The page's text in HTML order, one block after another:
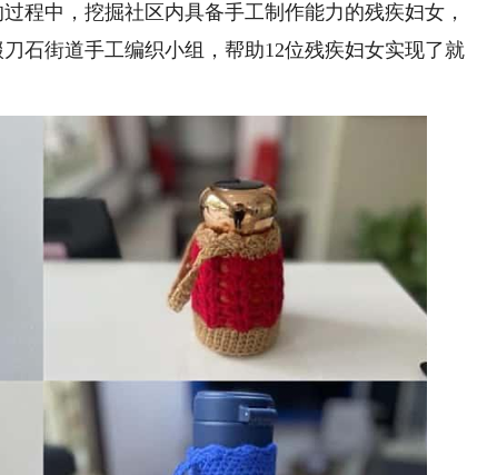
程中，挖掘社区内具备手工制作能力的残疾妇女，
石街道手工编织小组，帮助12位残疾妇女实现了就